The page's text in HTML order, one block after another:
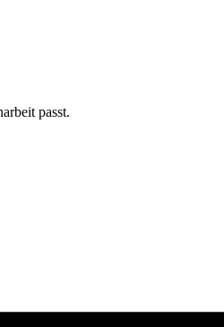
passt.